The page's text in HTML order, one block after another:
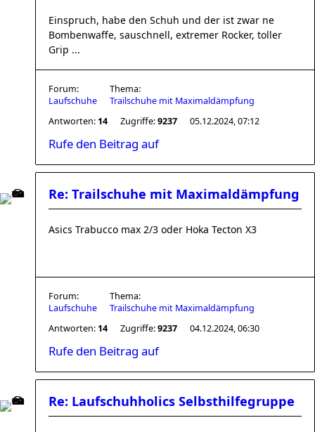
Einspruch, habe den Schuh und der ist zwar ne
Bombenwaffe, sauschnell, extremer Rocker, toller
Grip ...
Forum:
Laufschuhe
Thema:
Trailschuhe mit Maximaldämpfung
Antworten: 14 Zugriffe:9237 05.12.2024, 07:12
Rufe den Beitrag auf
Re: Trailschuhe mit Maximaldämpfung
Asics Trabucco max 2/3 oder Hoka Tecton X3
Forum:
Laufschuhe
Thema:
Trailschuhe mit Maximaldämpfung
Antworten: 14 Zugriffe:9237 04.12.2024, 06:30
Rufe den Beitrag auf
Re: Laufschuhholics Selbsthilfegruppe